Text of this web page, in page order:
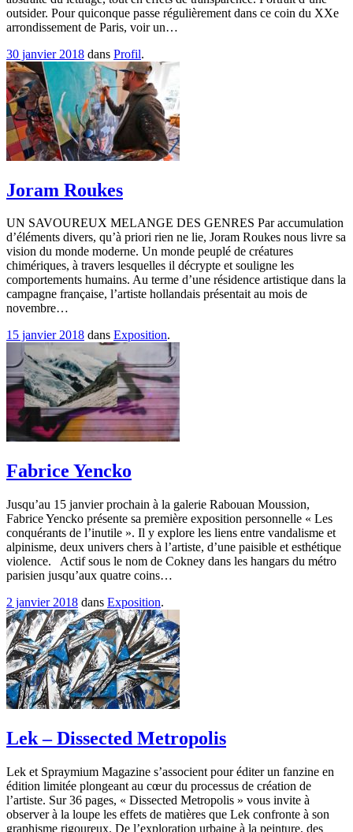
outsider. Pour quiconque passe régulièrement dans ce coin du XXe
arrondissement de Paris, voir un…
30 janvier 2018 dans Profil.
Joram Roukes
UN SAVOUREUX MELANGE DES GENRES Par accumulation
d’éléments divers, qu’à priori rien ne lie, Joram Roukes nous livre sa
vision du monde moderne. Un monde peuplé de créatures
chimériques, à travers lesquelles il décrypte et souligne les
comportements humains. Au terme d’une résidence artistique dans la
campagne française, l’artiste hollandais présentait au mois de
novembre…
15 janvier 2018 dans Exposition.
Fabrice Yencko
Jusqu’au 15 janvier prochain à la galerie Rabouan Moussion,
Fabrice Yencko présente sa première exposition personnelle « Les
conquérants de l’inutile ». Il y explore les liens entre vandalisme et
alpinisme, deux univers chers à l’artiste, d’une paisible et esthétique
violence. Actif sous le nom de Cokney dans les hangars du métro
parisien jusqu’aux quatre coins…
2 janvier 2018 dans Exposition.
Lek – Dissected Metropolis
Lek et Spraymium Magazine s’associent pour éditer un fanzine en
édition limitée plongeant au cœur du processus de création de
l’artiste. Sur 36 pages, « Dissected Metropolis » vous invite à
observer à la loupe les effets de matières que Lek confronte à son
graphisme rigoureux. De l’exploration urbaine à la peinture, des